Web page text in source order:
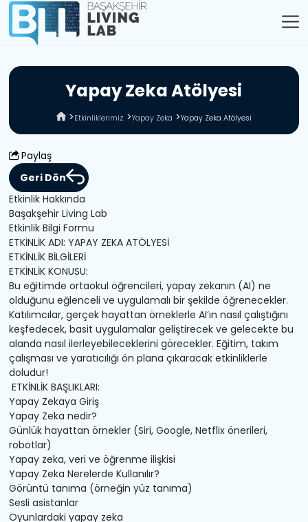
YapayZekaAtölyesi
Etkinliklerimiz Yapay Zeka Yapay Zeka Atölyesi
Paylaş
Geri Dön
Etkinlik Hakkında
Başakşehir Living Lab
Etkinlik Bilgi Formu
ETKİNLİK ADI: YAPAY ZEKA ATÖLYESİ
ETKİNLİK BİLGİLERİ
ETKİNLİK KONUSU:
Bu eğitimde ortaokul öğrencileri, yapay zekanın (AI) ne
olduğunu eğlenceli ve uygulamalı bir şekilde öğrenecekler.
Katılımcılar, gerçek hayattan örneklerle AI’ın nasıl çalıştığını
keşfedecek, basit uygulamalar geliştirecek ve gelecekte bu
alanda nasıl ilerleyebileceklerini görecekler. Eğitim, takım
çalışması ve yaratıcılığı ön plana çıkaracak etkinliklerle
doludur!
ETKİNLİK BAŞLIKLARI:
Yapay Zekaya Giriş
Yapay Zeka nedir?
Günlük hayattan örnekler (Siri, Google, Netflix önerileri,
robotlar)
Yapay zeka, veri ve öğrenme ilişkisi
Yapay Zeka Nerelerde Kullanılır?
Görüntü tanıma (örneğin yüz tanıma)
Sesli asistanlar
Oyunlardaki yapay zeka